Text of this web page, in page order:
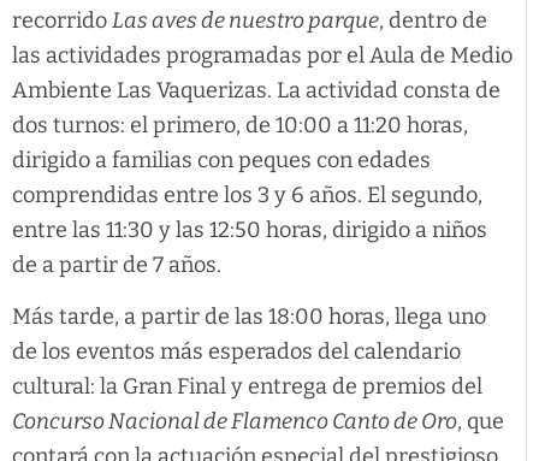
recorridoLas aves de nuestro parque, dentro de
las actividades programadas por el Aula de Medio
Ambiente Las Vaquerizas. La actividad consta de
dos turnos: el primero, de 10:00 a 11:20 horas,
dirigido a familias con peques con edades
comprendidas entre los 3 y 6 años. El segundo,
entre las 11:30 y las 12:50 horas, dirigido a niños
de a partir de 7 años.
Más tarde, a partir de las 18:00 horas, llega uno
de los eventos más esperados del calendario
cultural: la Gran Final y entrega de premios del
Concurso Nacional de Flamenco Canto de Oro, que